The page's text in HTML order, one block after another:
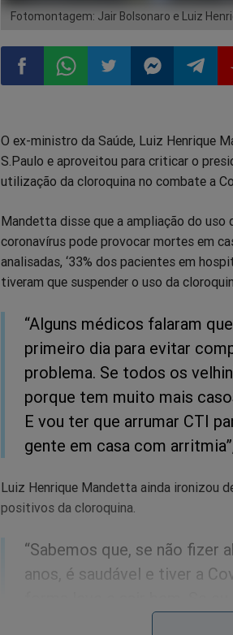
Fotomontagem: Jair Bolsonaro e Luiz
no
Facebook
no
Whatsapp
no
Twitter
no
Messenger
no
O ex-ministro da Saúde, Luiz Henrique
S.Paulo e aproveitou para criticar o
utilização da cloroquina no combate a
Mandetta disse que a ampliação do
coronavírus pode provocar mortes em
analisadas, ‘33% dos pacientes em
tiveram que suspender o uso da
“Alguns médicos falaram
primeiro dia para evitar
problema. Se todos os
porque tem muito mais
E vou ter que arrumar CTI
gente em casa com
Luiz Henrique Mandetta ainda ironizou
positivos da cloroquina.
“Sabemos que, se não fizer
anos, é saudável e tiver a
e cloroquina, teria 99% de